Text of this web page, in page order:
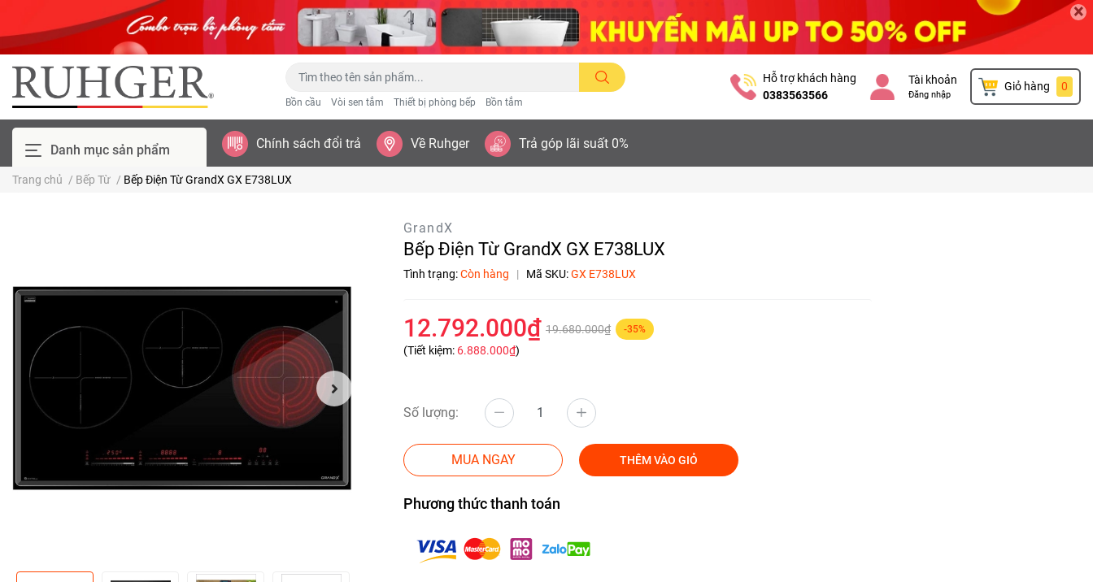
×
Bồn cầu Vòi sen tắm Thiết bị phòng bếp Bồn tắm
Hỗ trợ khách hàng
0383563566
Tài khoản
Đăng nhập
Giỏ hàng 0
Danh mục sản phẩm Chính sách đổi trả Về Ruhger Trả góp lãi suất 0%
Trang chủ / Bếp Từ / Bếp Điện Từ GrandX GX E738LUX
GrandX
Bếp Điện Từ GrandX GX E738LUX
Tình trạng:Còn hàng | Mã SKU:GX E738LUX
12.792.000₫ 19.680.000₫ -35%
(Tiết kiệm: 6.888.000₫)
Số lượng:
MUA NGAY THÊM VÀO GIỎ
Phương thức thanh toán